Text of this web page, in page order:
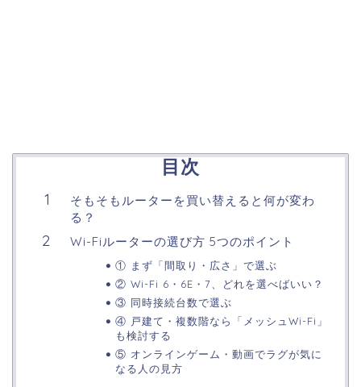
目次
そもそもルーターを買い替えると何が変わ
る？
Wi-Fiルーターの選び方 5つのポイント
① まず「間取り・広さ」で選ぶ
② Wi-Fi 6・6E・7、どれを選べばいい？
③ 同時接続台数で選ぶ
④ 戸建て・複数階なら「メッシュWi-Fi」
も検討する
⑤ オンラインゲーム・動画でラグが気に
なる人の見方